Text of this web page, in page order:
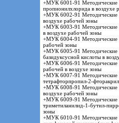
+МУК 6001-91 Методические
пропионилхлорида в воздухе
+МУК 6002-91 Методические
воздухе рабочей зоны
+МУК 6003-91 Методические
в воздухе рабочей зоны
+МУК 6004-91 Методические
рабочей зоны
+МУК 6005-91 Методические
базидуксусной кислоты в
+МУК 6006-91 Методические
рабочей в воздухе зоны
+МУК 6007-91 Методические
тетрафторпропил-2-
+МУК 6008-91 Методические
воздухе рабочей зоны
+МУК 6009-91 Методические
триметиланилид-1-бутил-
зоны
+МУК 6010-91 Методические